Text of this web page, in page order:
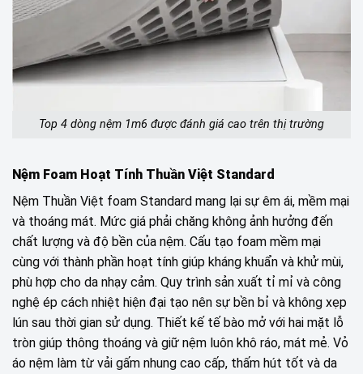
Top 4 dòng nệm 1m6 được đánh giá cao trên thị trường
Nệm Foam Hoạt Tính Thuần Việt Standard
Nệm Thuần Việt foam Standard mang lại sự êm ái, mềm mại
và thoáng mát. Mức giá phải chăng không ảnh hưởng đến
chất lượng và độ bền của nệm. Cấu tạo foam mềm mại
cùng với thành phần hoạt tính giúp kháng khuẩn và khử mùi,
phù hợp cho da nhạy cảm. Quy trình sản xuất tỉ mỉ và công
nghệ ép cách nhiệt hiện đại tạo nên sự bền bỉ và không xẹp
lún sau thời gian sử dụng. Thiết kế tế bào mở với hai mặt lỗ
tròn giúp thông thoáng và giữ nệm luôn khô ráo, mát mẻ. Vỏ
áo nệm làm từ vải gấm nhung cao cấp, thấm hút tốt và da